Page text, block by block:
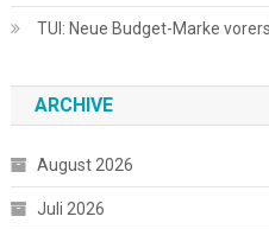
TUI: Neue Budget-Marke
ARCHIVE
August 2026
Juli 2026